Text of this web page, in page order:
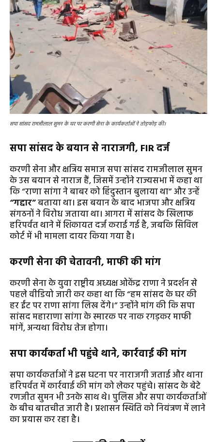
सपा सांसद रामजीलाल सुमन के घर पर करणी सेना के कार्यकर्ताओं ने तोड़फोड़ की।
सपा सांसद के बयान से नाराजगी, FIR दर्ज
करणी सेना और क्षत्रिय समाज सपा सांसद रामजीलाल सुमन
के उस बयान से नाराज हैं, जिसमें उन्होंने राज्यसभा में कहा था
कि “राणा सांगा ने बाबर को हिंदुस्तान बुलाया था” और उन्हें
“गद्दार”बताया था। इस बयान के बाद भाजपा और क्षत्रिय
संगठनों ने विरोध जताया था। आगरा में सांसद के खिलाफ
हरिपर्वत थाने में शिकायत दर्ज कराई गई है, जबकि सिविल
कोर्ट में भी मामला दायर किया गया है।
करणी सेना की चेतावनी, माफी की मांग
करणी सेना के युवा राष्ट्रीय अध्यक्ष ओकेंद्र राणा ने प्रदर्शन से
पहले वीडियो जारी कर कहा था कि “हम सांसद के घर की
हर ईंट पर राणा सांगा लिख देंगे।” उन्होंने मांग की कि सपा
सांसद महाराणा सांगा के स्मारक पर नाक रगड़कर माफी
मांगें, अन्यथा विरोध तेज होगा।
सपा कार्यकर्ता भी पहुंचे थाने, कार्रवाई की मांग
सपा कार्यकर्ताओं ने इस घटना पर नाराजगी जताई और थाना
हरिपर्वत में कार्रवाई की मांग को लेकर पहुंचे। सांसद के बेटे
रणजीत सुमन भी उनके साथ थे। पुलिस और सपा कार्यकर्ताओं
के बीच बातचीत जारी है। प्रशासन स्थिति को नियंत्रण में लाने
का प्रयास कर रहा है।